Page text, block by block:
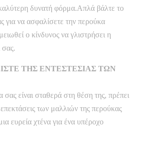
δυνατή φόρμα.Απλά βάλτε το
για να ασφαλίσετε την περούκα
ο κίνδυνος να γλιστρήσει η
σας.
ΤΗΣ ΕΝΤΕΣΤΕΣΙΑΣ ΤΩΝ
είναι σταθερά στη θέση της, πρέπει
των μαλλιών της περούκας
ευρεία χτένα για ένα υπέροχο